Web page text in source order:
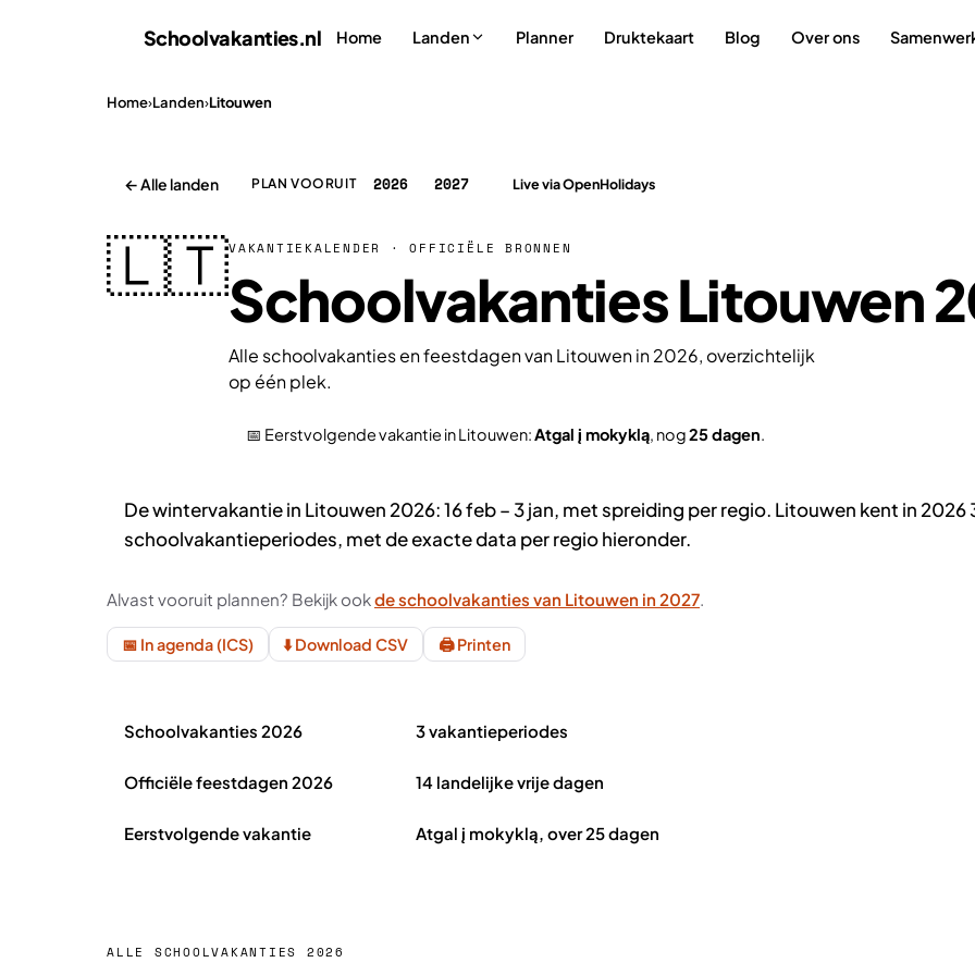
Schoolvakanties.nl Home Landen Planner Druktekaart Blog Over ons
Home›Landen›Litouwen
← Alle landen PLAN VOORUIT 2026 2027 Live via OpenHolidays
🇱🇹VAKANTIEKALENDER · OFFICIËLE BRONNEN
Schoolvakanties Litouwen
Alle schoolvakanties en feestdagen van Litouwen in 2026, overzichtelijk
op één plek.
📅 Eerstvolgende vakantie in Litouwen:Atgal į mokyklą, nog25 dagen.
De wintervakantie in Litouwen 2026: 16 feb – 3 jan, met spreiding per regio. Litouwen kent in 2026
schoolvakantieperiodes, met de exacte data per regio hieronder.
Alvast vooruit plannen? Bekijk ookde schoolvakanties van Litouwen in 2027.
📅 In agenda (ICS) ⬇️ Download CSV 🖨️ Printen
Schoolvakanties 2026 3 vakantieperiodes
Officiële feestdagen 2026 14 landelijke vrije dagen
Eerstvolgende vakantie Atgal į mokyklą, over 25 dagen
ALLE SCHOOLVAKANTIES 2026